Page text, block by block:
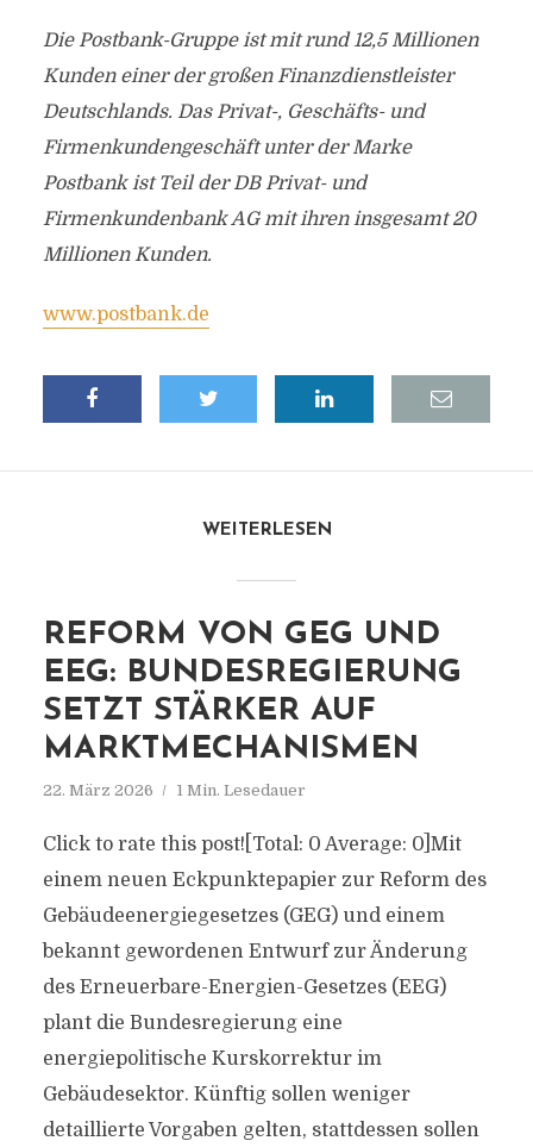
Die Postbank-Gruppe ist mit rund 12,5 Millionen
Kunden einer der großen Finanzdienstleister
Deutschlands. Das Privat-, Geschäfts- und
Firmenkundengeschäft unter der Marke
Postbank ist Teil der DB Privat- und
Firmenkundenbank AG mit ihren insgesamt 20
Millionen Kunden.
www.postbank.de
WEITERLESEN
REFORM VON GEG UND
EEG: BUNDESREGIERUNG
SETZT STÄRKER AUF
MARKTMECHANISMEN
22. März 2026 1 Min. Lesedauer
Click to rate this post![Total: 0 Average: 0]Mit
einem neuen Eckpunktepapier zur Reform des
Gebäudeenergiegesetzes (GEG) und einem
bekannt gewordenen Entwurf zur Änderung
des Erneuerbare-Energien-Gesetzes (EEG)
plant die Bundesregierung eine
energiepolitische Kurskorrektur im
Gebäudesektor. Künftig sollen weniger
detaillierte Vorgaben gelten, stattdessen sollen